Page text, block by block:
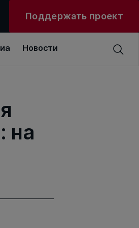
Поддержать проект
Новости
на